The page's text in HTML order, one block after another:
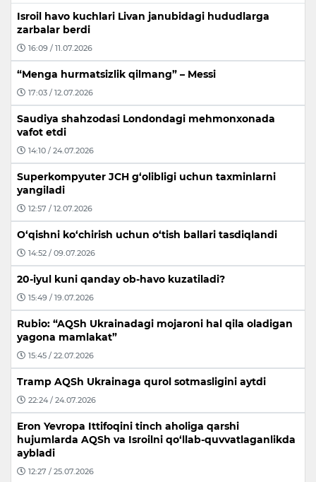
Isroil havo kuchlari Livan janubidagi hududlarga
zarbalar berdi
16:09 / 11.07.2026
“Menga hurmatsizlik qilmang” – Messi
17:03 / 12.07.2026
Saudiya shahzodasi Londondagi mehmonxonada
vafot etdi
14:10 / 24.07.2026
Superkompyuter JCH g‘olibligi uchun taxminlarni
yangiladi
12:57 / 12.07.2026
O‘qishni ko‘chirish uchun o‘tish ballari tasdiqlandi
14:52 / 09.07.2026
20-iyul kuni qanday ob-havo kuzatiladi?
15:49 / 19.07.2026
Rubio: “AQSh Ukrainadagi mojaroni hal qila oladigan
yagona mamlakat”
15:45 / 22.07.2026
Tramp AQSh Ukrainaga qurol sotmasligini aytdi
22:24 / 24.07.2026
Eron Yevropa Ittifoqini tinch aholiga qarshi
hujumlarda AQSh va Isroilni qo‘llab-quvvatlaganlikda
aybladi
12:27 / 25.07.2026